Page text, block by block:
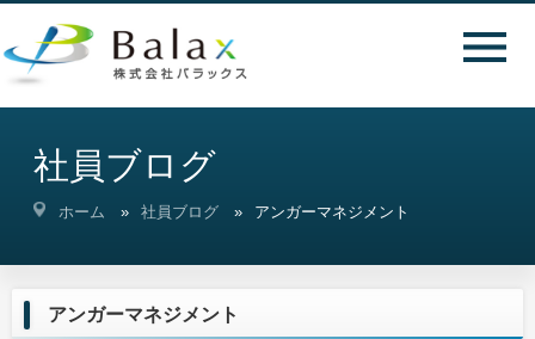
社員ブログ
ホーム 社員ブログ アンガーマネジメント
アンガーマネジメント